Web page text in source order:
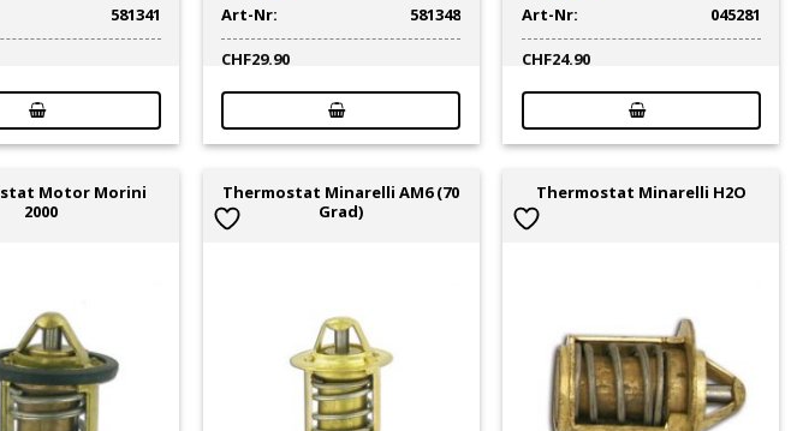
581341
Art-Nr:
581348
CHF29.90
Art-Nr:
045281
CHF24.90
Motor Morini
2000
Thermostat Minarelli AM6 (70
Grad)
Thermostat Minarelli H2O